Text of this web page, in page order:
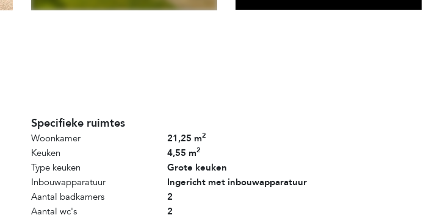
Specifieke ruimtes
Woonkamer 21,25 m2
Keuken 4,55 m2
Type keuken
Grote keuken
Inbouwapparatuur
Ingericht met inbouwapparatuur
Aantal badkamers
2
Aantal wc's
2